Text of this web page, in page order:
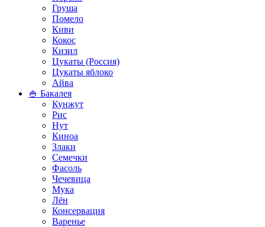
Груша
Помело
Киви
Кокос
Кизил
Цукаты (Россия)
Цукаты яблоко
Айва
🍚 Бакалея
Кунжут
Рис
Нут
Киноа
Злаки
Семечки
Фасоль
Чечевица
Мука
Лён
Консервация
Варенье